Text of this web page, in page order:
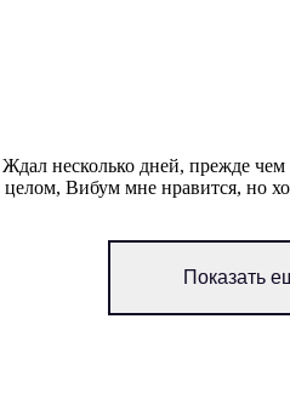
несколько дней, прежде
Вибум мне нравится, но
Показать